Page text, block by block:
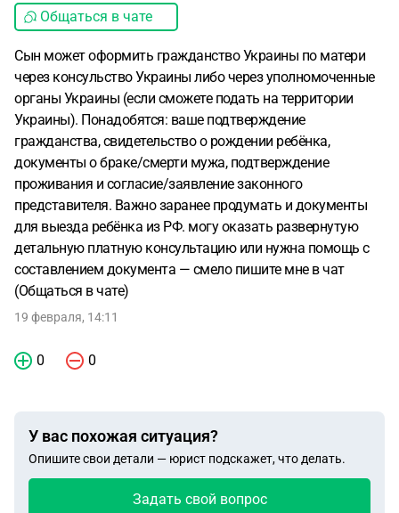
Общаться в чате
Сын может оформить гражданство Украины по матери
через консульство Украины либо через уполномоченные
органы Украины (если сможете подать на территории
Украины). Понадобятся: ваше подтверждение
гражданства, свидетельство о рождении ребёнка,
документы о браке/смерти мужа, подтверждение
проживания и согласие/заявление законного
представителя. Важно заранее продумать и документы
для выезда ребёнка из РФ. могу оказать развернутую
детальную платную консультацию или нужна помощь с
составлением документа — смело пишите мне в чат
(Общаться в чате)
19 февраля, 14:11
0 0
У вас похожая ситуация?
Опишите свои детали — юрист подскажет, что делать.
Задать свой вопрос